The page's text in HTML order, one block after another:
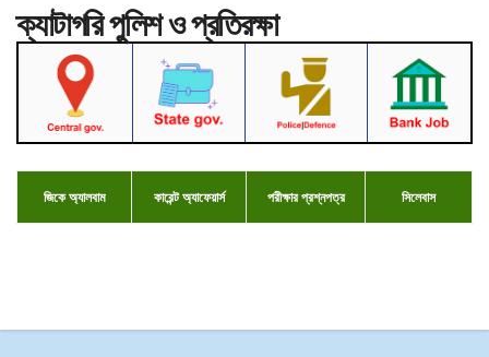
ক্যাটাগরিপুলিশ ও প্রতিরক্ষা
জিকেঅ্যালবাম কারেন্ট অ্যাফেয়ার্স পরীক্ষার প্রশ্নপত্র সিলেবাস